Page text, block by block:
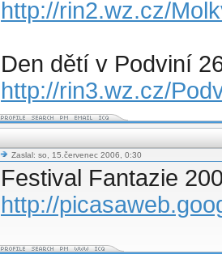
http://rin2.wz.cz/
Den dětí v Podviní
http://rin3.wz.cz/
Zaslal: so, 15.červenec 2006, 0:30
Festival Fantazie
http://